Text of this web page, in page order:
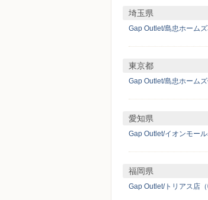
埼玉県
Gap Outlet/島忠ホームズ
東京都
Gap Outlet/島忠ホームズ
愛知県
Gap Outlet/イオンモー
福岡県
Gap Outlet/トリアス店（